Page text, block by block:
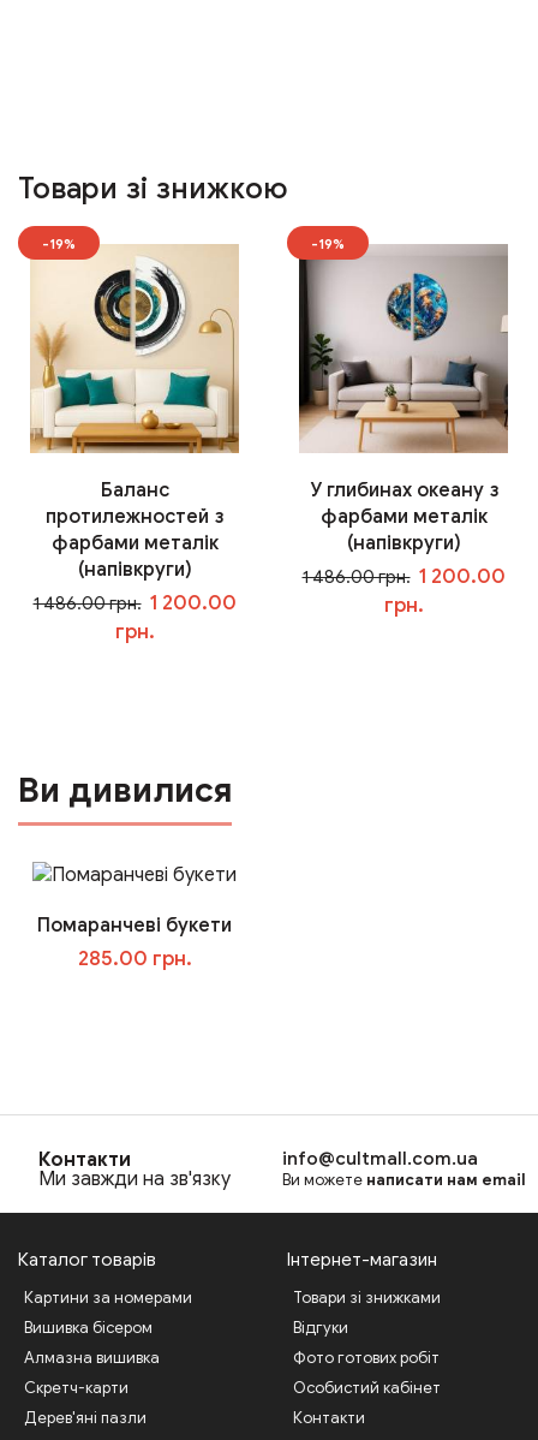
Товари зі знижкою
-19%
Баланс
протилежностей з
фарбами металік
(напівкруги)
1 486.00 грн. 1 200.00
грн.
-19%
У глибинах океану з
фарбами металік
(напівкруги)
1 486.00 грн. 1 200.00
грн.
Ви дивилися
Помаранчеві букети
285.00 грн.
Контакти
Ми завжди на зв'язку
info@cultmall.com.ua
Ви можете написати нам email
Каталог товарів
Картини за номерами
Вишивка бісером
Алмазна вишивка
Скретч-карти
Дерев'яні пазли
Інтернет-магазин
Товари зі знижками
Відгуки
Фото готових робіт
Особистий кабінет
Контакти